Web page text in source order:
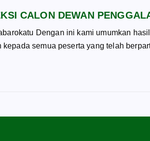
CALON DEWAN
Dengan ini kami umumkan
kepada semua peserta yang telah